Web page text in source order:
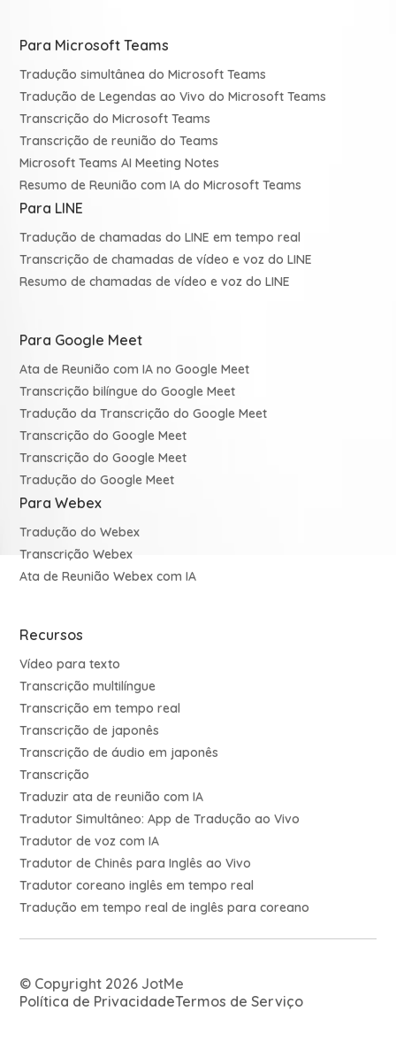
Para Microsoft Teams
Tradução simultânea do Microsoft Teams
Tradução de Legendas ao Vivo do Microsoft Teams
Transcrição do Microsoft Teams
Transcrição de reunião do Teams
Microsoft Teams AI Meeting Notes
Resumo de Reunião com IA do Microsoft Teams
Para LINE
Tradução de chamadas do LINE em tempo real
Transcrição de chamadas de vídeo e voz do LINE
Resumo de chamadas de vídeo e voz do LINE
Para Google Meet
Ata de Reunião com IA no Google Meet
Transcrição bilíngue do Google Meet
Tradução da Transcrição do Google Meet
Transcrição do Google Meet
Transcrição do Google Meet
Tradução do Google Meet
Para Webex
Tradução do Webex
Transcrição Webex
Ata de Reunião Webex com IA
Recursos
Vídeo para texto
Transcrição multilíngue
Transcrição em tempo real
Transcrição de japonês
Transcrição de áudio em japonês
Transcrição
Traduzir ata de reunião com IA
Tradutor Simultâneo: App de Tradução ao Vivo
Tradutor de voz com IA
Tradutor de Chinês para Inglês ao Vivo
Tradutor coreano inglês em tempo real
Tradução em tempo real de inglês para coreano
© Copyright 2026 JotMe
Política de PrivacidadeTermos de Serviço